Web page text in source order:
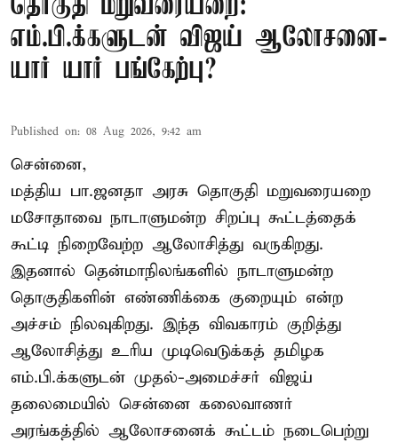
தொகுதி மறுவரையறை:
எம்.பி.க்களுடன் விஜய் ஆலோசனை-
யார் யார் பங்கேற்பு?
Published on: 08 Aug 2026, 9:42 am
சென்னை,
மத்திய பா.ஜனதா அரசு தொகுதி மறுவரையறை
மசோதாவை நாடாளுமன்ற சிறப்பு கூட்டத்தைக்
கூட்டி நிறைவேற்ற ஆலோசித்து வருகிறது.
இதனால் தென்மாநிலங்களில் நாடாளுமன்ற
தொகுதிகளின் எண்ணிக்கை குறையும் என்ற
அச்சம் நிலவுகிறது. இந்த விவகாரம் குறித்து
ஆலோசித்து உரிய முடிவெடுக்கத் தமிழக
எம்.பி.க்களுடன் முதல்-அமைச்சர் விஜய்
தலைமையில் சென்னை கலைவாணர்
அரங்கத்தில் ஆலோசனைக் கூட்டம் நடைபெற்று